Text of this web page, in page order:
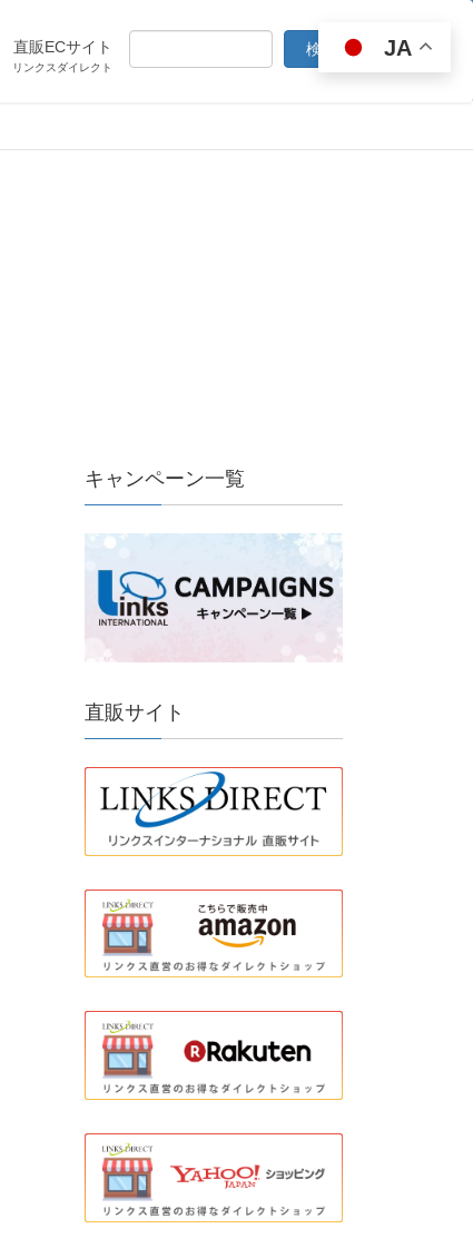
直販ECサイト
リンクスダイレクト
キャンペーン一覧
直販サイト
JA